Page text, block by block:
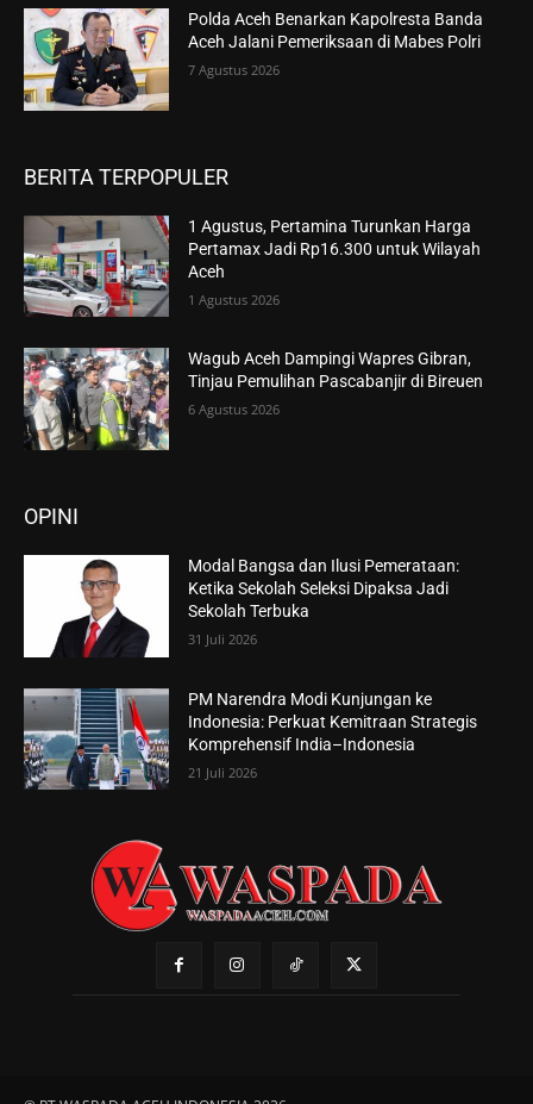
Polda Aceh Benarkan Kapolresta Banda
Aceh Jalani Pemeriksaan di Mabes Polri
7 Agustus 2026
BERITA TERPOPULER
1 Agustus, Pertamina Turunkan Harga
Pertamax Jadi Rp16.300 untuk Wilayah
Aceh
1 Agustus 2026
Wagub Aceh Dampingi Wapres Gibran,
Tinjau Pemulihan Pascabanjir di Bireuen
6 Agustus 2026
OPINI
Modal Bangsa dan Ilusi Pemerataan:
Ketika Sekolah Seleksi Dipaksa Jadi
Sekolah Terbuka
31 Juli 2026
PM Narendra Modi Kunjungan ke
Indonesia: Perkuat Kemitraan Strategis
Komprehensif India–Indonesia
21 Juli 2026